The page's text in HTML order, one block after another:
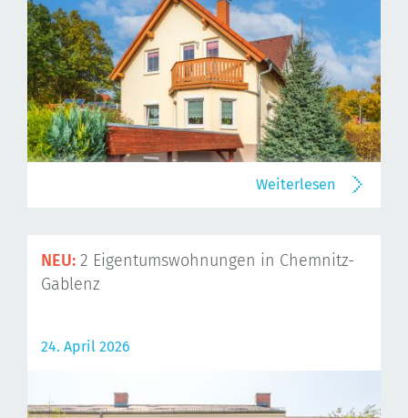
Weiterlesen
NEU: 2 Eigentumswohnungen in Chemnitz-
Gablenz
24. April 2026